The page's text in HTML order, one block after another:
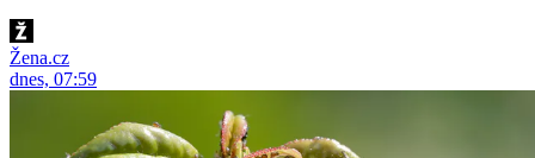
Žena.cz
dnes, 07:59